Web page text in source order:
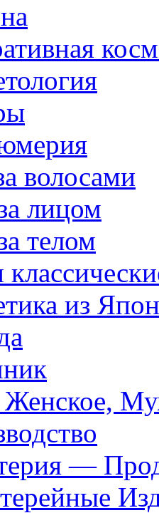
волосами
лицом
телом
из
Женское,
—